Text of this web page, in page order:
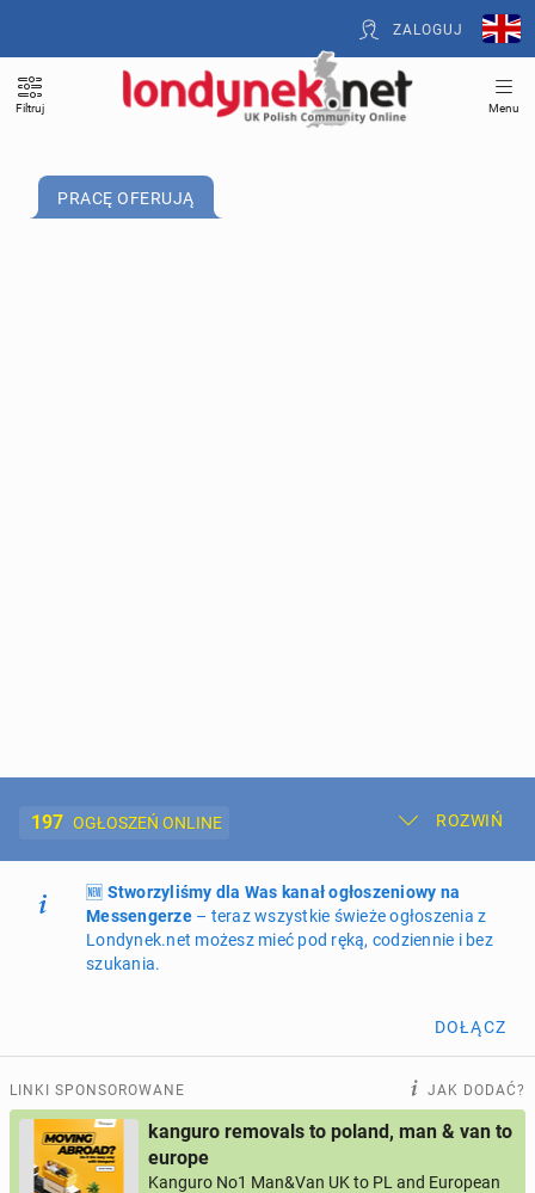
ZALOGUJ
Filtruj Menu
PRACĘ OFERUJĄ
197 OGŁOSZEŃ ONLINE ROZWIŃ
Dodaj ogłoszenie Moje ogłoszenia
Oferta i cennik ogłoszeń
ogłoszeń online
PROFILE KANDYDATÓW 289profili online
🆕 Stworzyliśmy dla Was kanał ogłoszeniowy na
Messengerze– teraz wszystkie świeże ogłoszenia z
Londynek.net możesz mieć pod ręką, codziennie i bez
szukania.
DOŁĄCZ
LINKI SPONSOROWANE JAK DODAĆ?
kanguro removals to poland, man & van to
europe
Kanguro No1 Man&Van UK to PL and European